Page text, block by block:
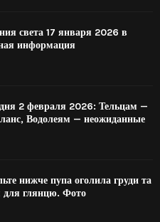
света 17 января 2026 в
информация
2 февраля 2026: Тельцам —
Водолеям — неожиданные
нижче пупа оголила груди та
для глянцю. Фото